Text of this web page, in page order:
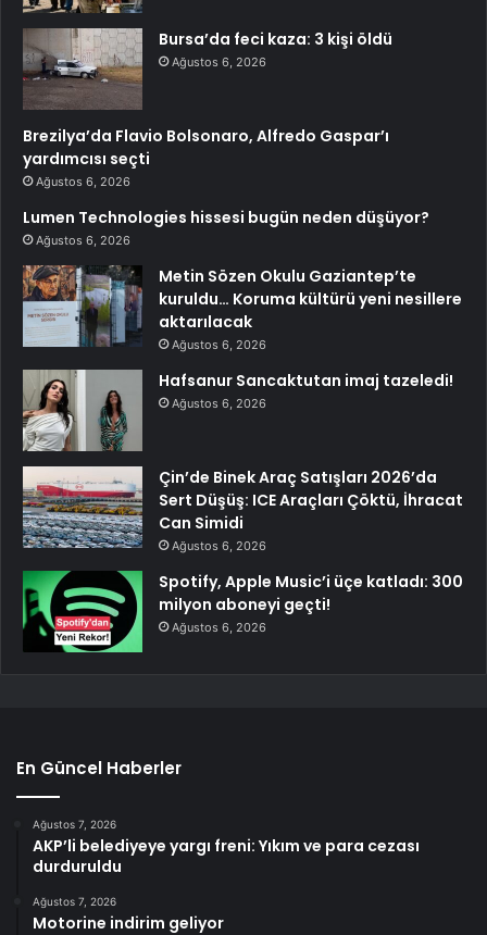
Bursa’da feci kaza: 3 kişi öldü
Ağustos 6, 2026
Brezilya’da Flavio Bolsonaro, Alfredo Gaspar’ı
yardımcısı seçti
Ağustos 6, 2026
Lumen Technologies hissesi bugün neden düşüyor?
Ağustos 6, 2026
Metin Sözen Okulu Gaziantep’te
kuruldu… Koruma kültürü yeni nesillere
aktarılacak
Ağustos 6, 2026
Hafsanur Sancaktutan imaj tazeledi!
Ağustos 6, 2026
Çin’de Binek Araç Satışları 2026’da
Sert Düşüş: ICE Araçları Çöktü, İhracat
Can Simidi
Ağustos 6, 2026
Spotify, Apple Music’i üçe katladı: 300
milyon aboneyi geçti!
Ağustos 6, 2026
En Güncel Haberler
Ağustos 7, 2026
AKP’li belediyeye yargı freni: Yıkım ve para cezası
durduruldu
Ağustos 7, 2026
Motorine indirim geliyor